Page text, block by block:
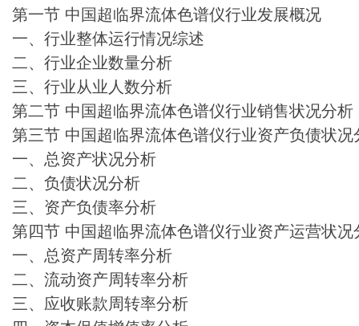
第一节 中国超临界流体色谱仪行业发展概况
一、行业整体运行情况综述
二、行业企业数量分析
三、行业从业人数分析
第二节 中国超临界流体色谱仪行业销售状况分析
第三节 中国超临界流体色谱仪行业资产负债状
一、总资产状况分析
二、负债状况分析
三、资产负债率分析
第四节 中国超临界流体色谱仪行业资产运营状
一、总资产周转率分析
二、流动资产周转率分析
三、应收账款周转率分析